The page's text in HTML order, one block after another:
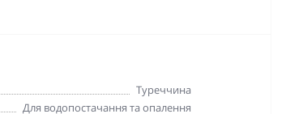
Туреччина
Для водопостачання та опалення